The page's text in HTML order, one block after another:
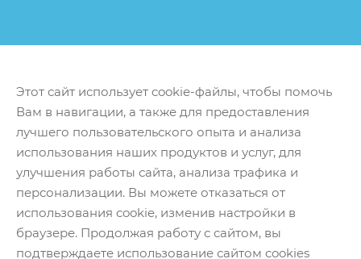
Этот сайт использует cookie-файлы, чтобы помочь
Вам в навигации, а также для предоставления
лучшего пользовательского опыта и анализа
использования наших продуктов и услуг, для
улучшения работы сайта, анализа трафика и
персонализации. Вы можете отказаться от
использования cookie, изменив настройки в
браузере. Продолжая работу с сайтом, вы
подтверждаете использование сайтом cookies